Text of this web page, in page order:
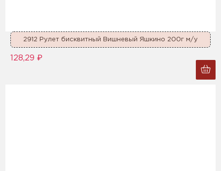
2912 Рулет бисквитный Вишневый Яшкино 200г м/у
128,29 ₽